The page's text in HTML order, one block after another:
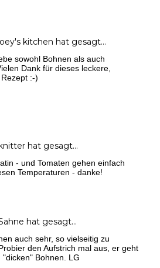
kitchen hat gesagt…
sowohl Bohnen als auch
Dank für dieses leckere,
:-)
hat gesagt…
- und Tomaten gehen einfach
Temperaturen - danke!
hat gesagt…
auch sehr, so vielseitig zu
den Aufstrich mal aus, er geht
"dicken" Bohnen. LG